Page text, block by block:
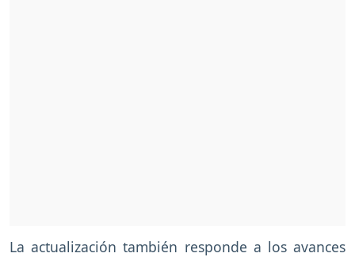
La actualización también responde a los avances